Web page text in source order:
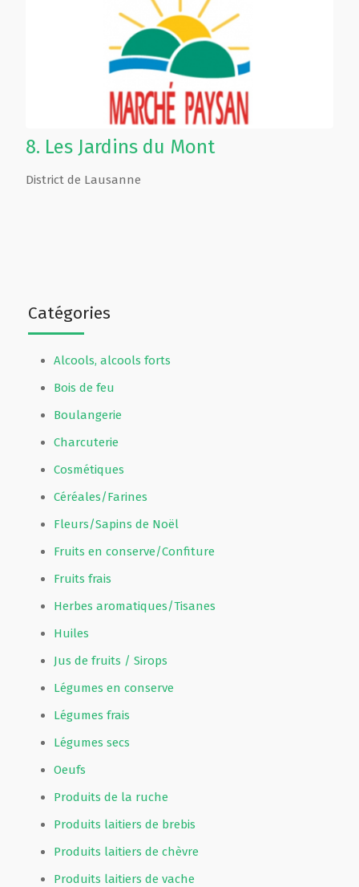
Catégories
Alcools, alcools forts
Bois de feu
Boulangerie
Charcuterie
Cosmétiques
Céréales/Farines
Fleurs/Sapins de Noël
Fruits en conserve/Confiture
Fruits frais
Herbes aromatiques/Tisanes
Huiles
Jus de fruits / Sirops
Légumes en conserve
Légumes frais
Légumes secs
Oeufs
Produits de la ruche
Produits laitiers de brebis
Produits laitiers de chèvre
Produits laitiers de vache
8. Les Jardins du Mont
District de Lausanne